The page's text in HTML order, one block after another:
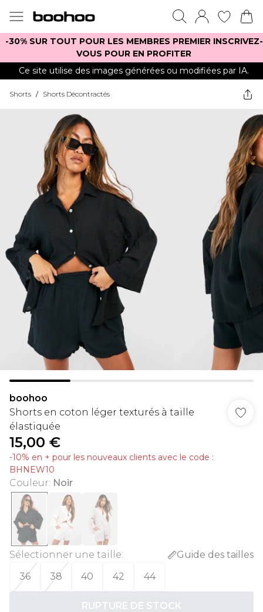
-30% SUR TOUT POUR LES MEMBRES PREMIER INSCRIVEZ-
VOUS POUR EN PROFITER
Ce site utilise des images générées ou modifiées par IA.
Shorts / Shorts Décontractés
boohoo
Shorts en coton léger texturés à taille
élastiquée
15,00 €
-10% en + pour les nouveaux clients avec le code :
BHNEW10
Couleur: Noir
Sélectionner une taille:
Guide des tailles
36
38 40 42 44
RUPTURE DE STOCK